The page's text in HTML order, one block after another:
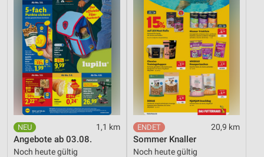
1,1 km
Angebote ab 03.08.
Noch heute gültig
20,9 km
Sommer Knaller
Noch heute gültig